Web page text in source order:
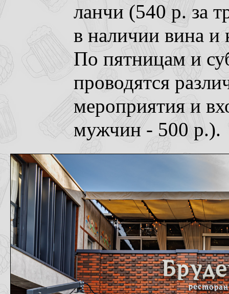
ланчи (540 р. за
в наличии вина и
По пятницам и
проводятся
мероприятия и
мужчин - 500 р.).